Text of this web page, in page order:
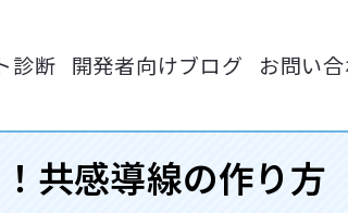
診断 開発者向けブログ お問い
共感導線の作り方